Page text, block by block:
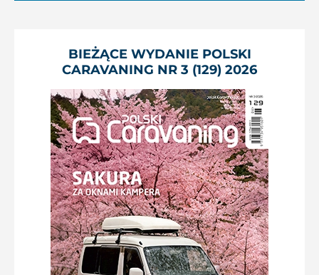
BIEŻĄCE WYDANIE POLSKI
CARAVANING NR 3 (129) 2026